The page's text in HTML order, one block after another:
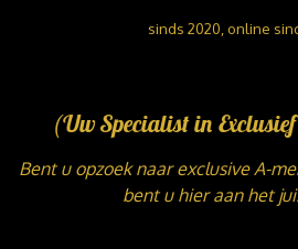
sinds 2020, online
(Uw Specialist in
Bent u opzoek naar exclusive A-
bent u hier aan het